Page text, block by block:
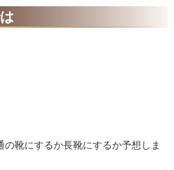
靴にするか長靴にするか予想しま